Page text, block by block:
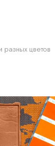
цветов